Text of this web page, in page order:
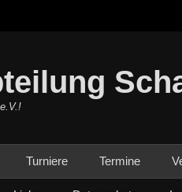
Turniere Termine